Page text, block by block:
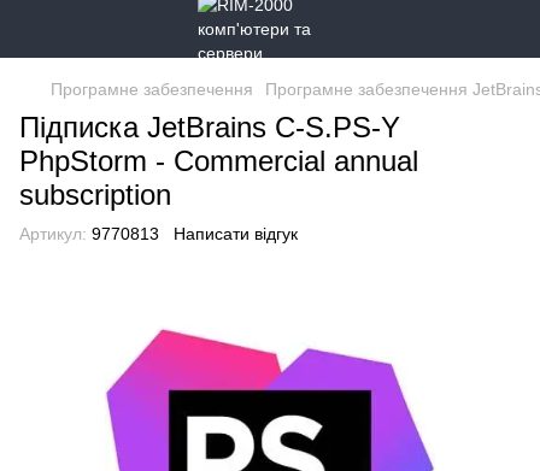
Програмне забезпечення Програмне забезпечення
Підписка JetBrains C-S.PS-Y
PhpStorm - Commercial annual
subscription
Артикул: 9770813 Написати відгук